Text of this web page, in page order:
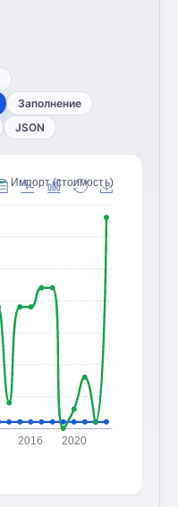
Заполнение
JSON
2016 2020
Импорт (стоимость)